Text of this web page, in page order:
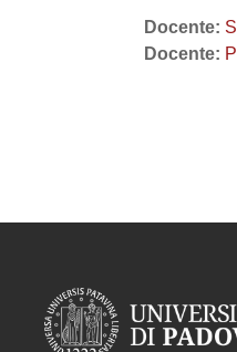
Docente:
Docente: